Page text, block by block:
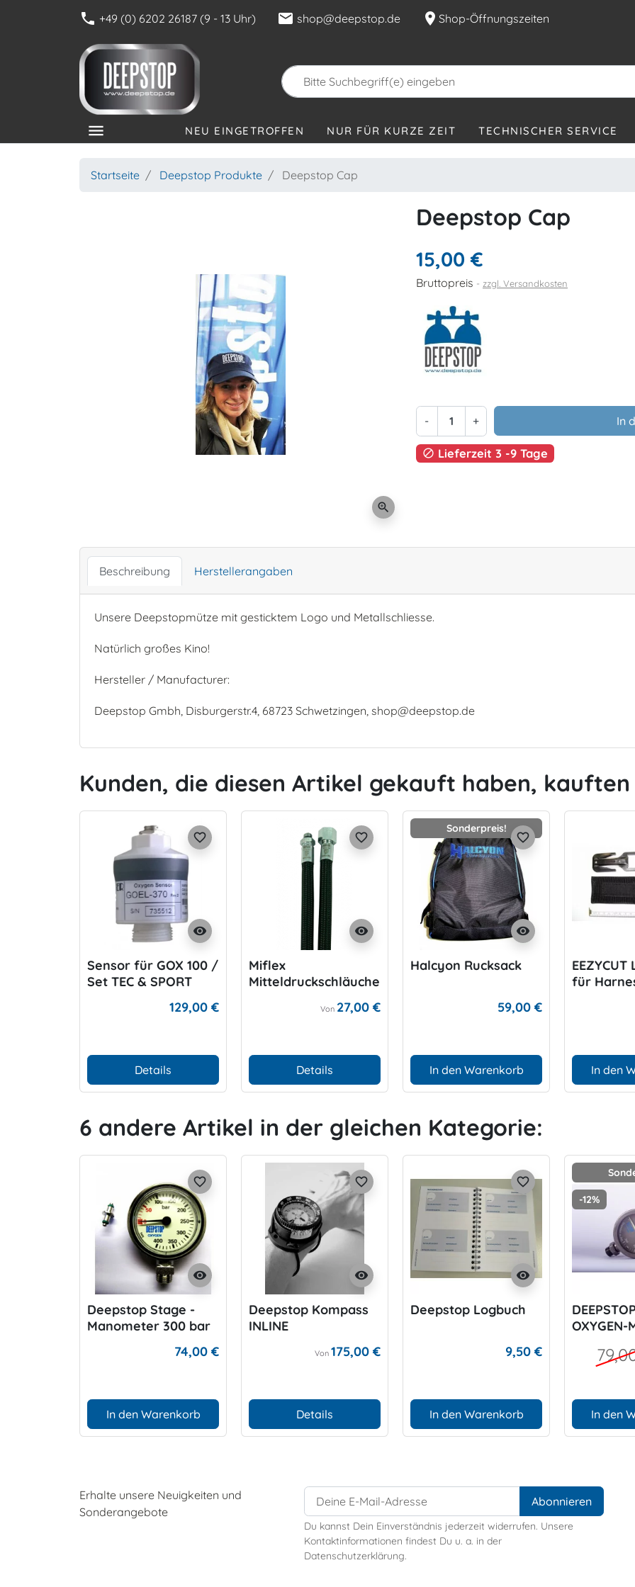
phone +49 (0) 6202 26187 (9 - 13 Uhr) mail shop@deepstop.de location_on Shop-Öffnungszeiten
menu NEU EINGETROFFEN NUR FÜR KURZE ZEIT TECHNISCHER SERVICE
Startseite Deepstop Produkte Deepstop Cap
zoom_in
Deepstop Cap
15,00 €
Bruttopreis zzgl. Versandkosten
- + In
 Lieferzeit 3 -9 Tage
Beschreibung Herstellerangaben
Unsere Deepstopmütze mit gesticktem Logo und Metallschliesse.
Natürlich großes Kino!
Hersteller / Manufacturer:
Deepstop Gmbh, Disburgerstr.4, 68723 Schwetzingen, shop@deepstop.de
Kunden, die diesen Artikel gekauft haben, kauften
visibility
favorite_border
Sensor für GOX 100 /
Set TEC & SPORT
129,00 €
Details
visibility
favorite_border
Miflex
Mitteldruckschläuche
Von 27,00 €
Details
Sonderpreis!
visibility
favorite_border
Halcyon Rucksack
59,00 €
In den Warenkorb
für
In den
6 andere Artikel in der gleichen Kategorie:
visibility
favorite_border
Deepstop Stage -
Manometer 300 bar
74,00 €
In den Warenkorb
visibility
favorite_border
Deepstop Kompass
INLINE
Von 175,00 €
Details
visibility
favorite_border
Deepstop Logbuch
9,50 €
In den Warenkorb
-12%
In den
Erhalte unsere Neuigkeiten und
Sonderangebote
Du kannst Dein Einverständnis jederzeit widerrufen. Unsere
Kontaktinformationen findest Du u. a. in der
Datenschutzerklärung.